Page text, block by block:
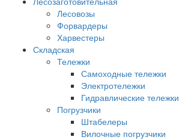
Лесовозы
Форвардеры
Харвестеры
Складская
Тележки
Самоходные тележки
Электротележки
Гидравлические тележки
Погрузчики
Штабелеры
Вилочные погрузчики